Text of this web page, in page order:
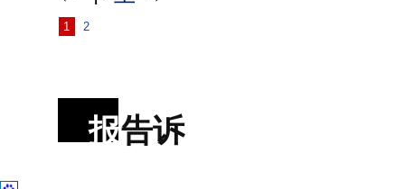
1 2
报告诉